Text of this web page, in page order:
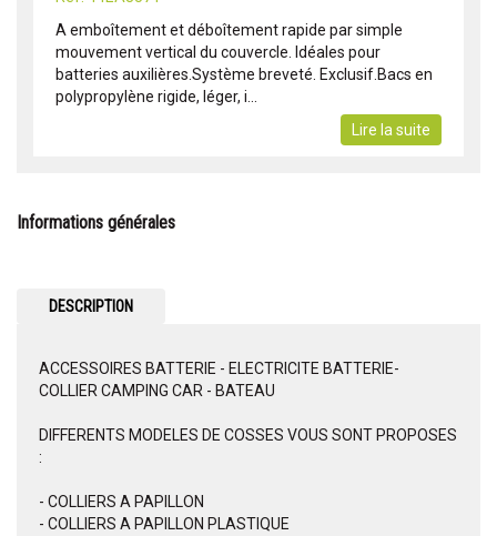
A emboîtement et déboîtement rapide par simple
mouvement vertical du couvercle. Idéales pour
batteries auxilières.Système breveté. Exclusif.Bacs en
polypropylène rigide, léger, i...
Lire la suite
Informations générales
DESCRIPTION
ACCESSOIRES BATTERIE - ELECTRICITE BATTERIE-
COLLIER CAMPING CAR - BATEAU
DIFFERENTS MODELES DE COSSES VOUS SONT PROPOSES
:
- COLLIERS A PAPILLON
- COLLIERS A PAPILLON PLASTIQUE